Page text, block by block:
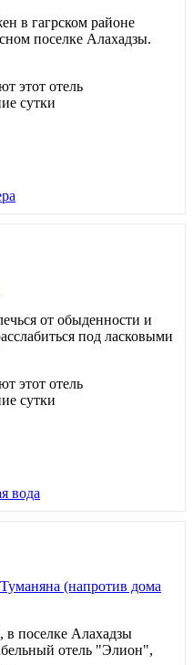
в гагрском районе
поселке Алахадзы.
этот отель
сутки
от обыденности и
под ласковыми
этот отель
сутки
вода
(напротив дома
поселке Алахадзы
отель "Элион",